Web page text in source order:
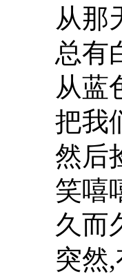
从那
总有
从蓝
把我
然后
笑嘻
久而
突然